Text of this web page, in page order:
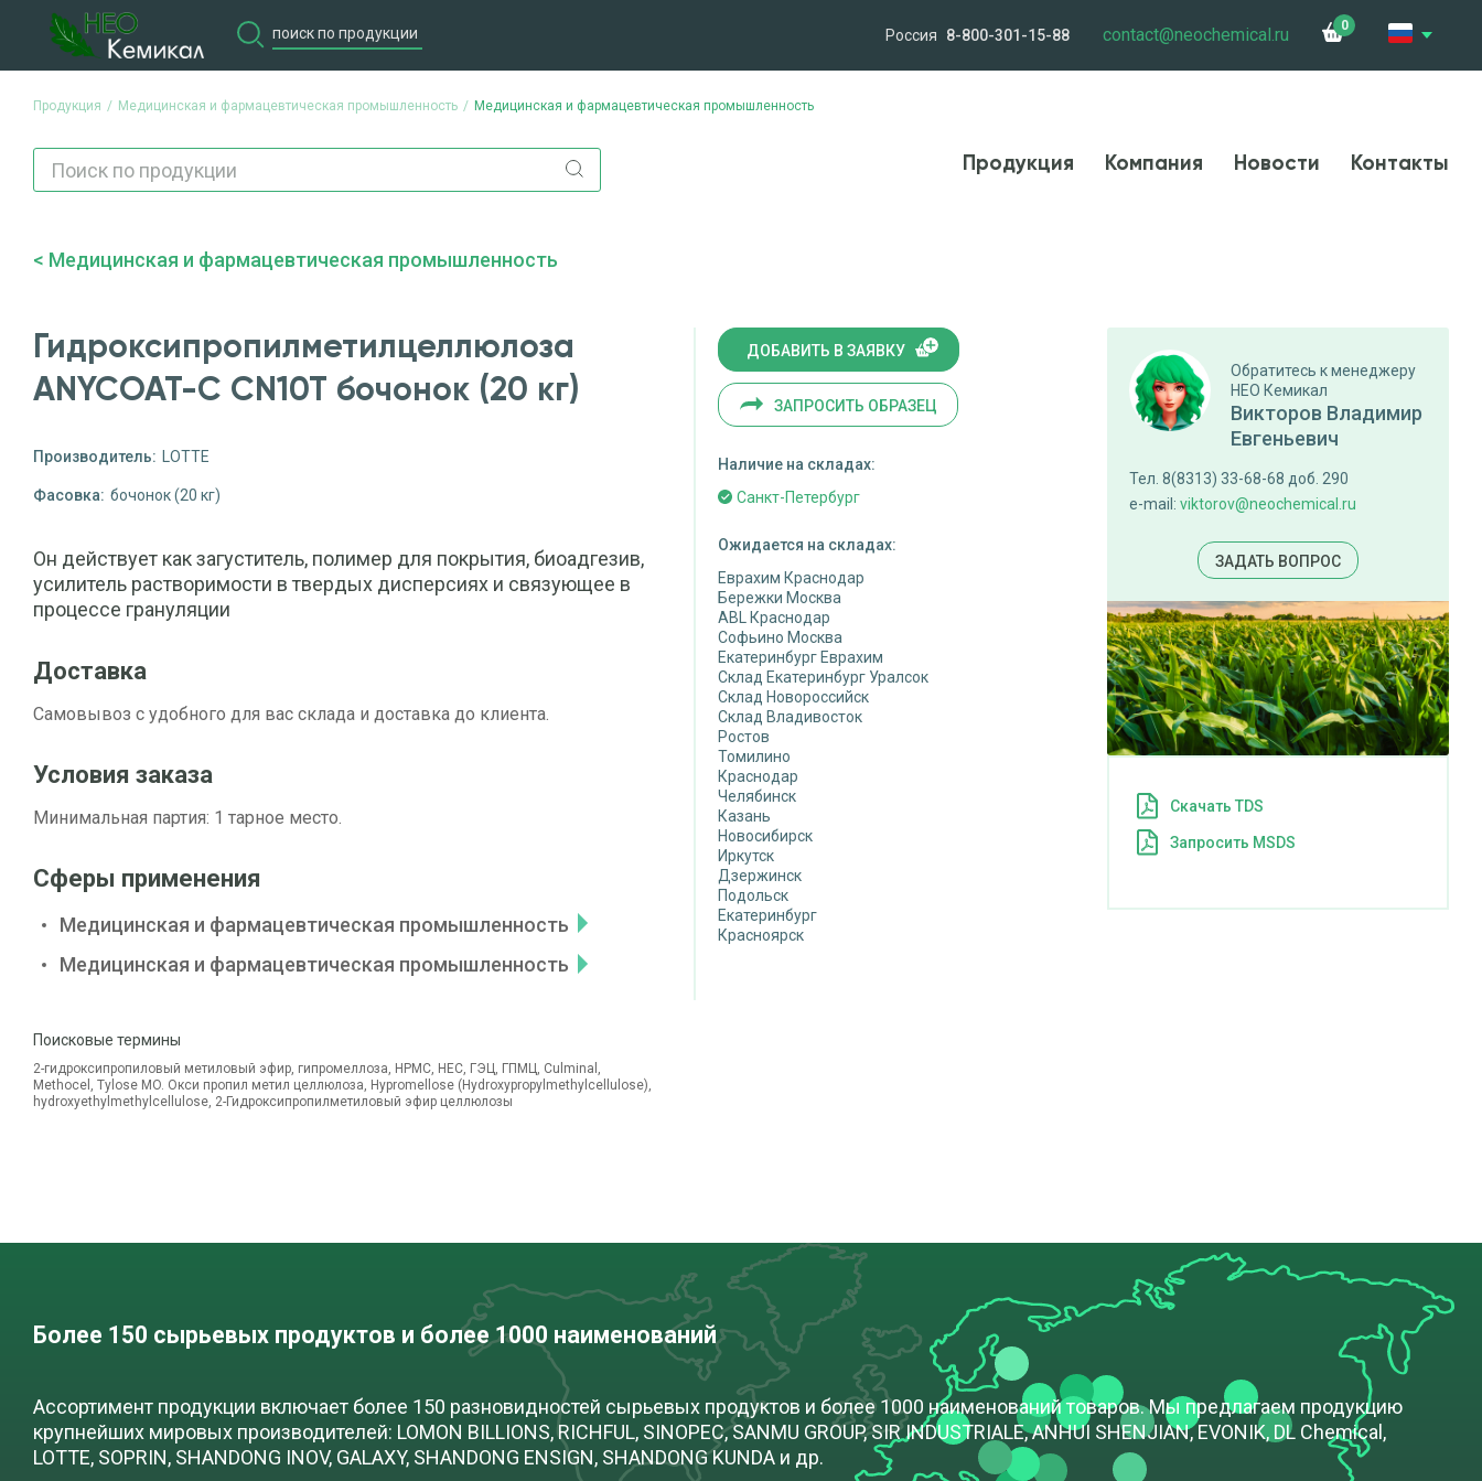
Россия 8-800-301-15-88 contact@neochemical.ru 0
Продукция Медицинская и фармацевтическая промышленность Медицинская и фармацевтическая промышленность
Продукция Компания Новости Контакты
Медицинская и фармацевтическая промышленность
Гидроксипропилметилцеллюлоза
ANYCOAT-C CN10T бочонок (20 кг)
Производитель: LOTTE
Фасовка: бочонок (20 кг)
Он действует как загуститель, полимер для покрытия, биоадгезив,
усилитель растворимости в твердых дисперсиях и связующее в
процессе грануляции
Доставка
Самовывоз с удобного для вас склада и доставка до клиента.
Условия заказа
Минимальная партия: 1 тарное место.
Сферы применения
Медицинская и фармацевтическая промышленность
Медицинская и фармацевтическая промышленность
Поисковые термины
2-гидроксипропиловый метиловый эфир, гипромеллоза, HPMC, HEC, ГЭЦ, ГПМЦ, Culminal,
Methocel, Tylose MO. Окси пропил метил целлюлоза, Hypromellose (Hydroxypropylmethylcellulose),
hydroxyethylmethylcellulose, 2-Гидроксипропилметиловый эфир целлюлозы
ДОБАВИТЬ В ЗАЯВКУ
ЗАПРОСИТЬ ОБРАЗЕЦ
Наличие на складах:
Санкт-Петербург
Ожидается на складах:
Еврахим Краснодар
Бережки Москва
ABL Краснодар
Софьино Москва
Екатеринбург Еврахим
Склад Екатеринбург Уралсок
Склад Новороссийск
Склад Владивосток
Ростов
Томилино
Краснодар
Челябинск
Казань
Новосибирск
Иркутск
Дзержинск
Подольск
Екатеринбург
Красноярск
Обратитесь к менеджеру
НЕО Кемикал
Викторов Владимир
Евгеньевич
Тел. 8(8313) 33-68-68 доб. 290
e-mail: viktorov@neochemical.ru
ЗАДАТЬ ВОПРОС
Cкачать TDS
Запросить MSDS
Более 150 сырьевых продуктов и более 1000 наименований
Ассортимент продукции включает более 150 разновидностей сырьевых продуктов и более 1000 наименований товаров. Мы предлагаем продукцию
крупнейших мировых производителей: LOMON BILLIONS, RICHFUL, SINOPEC, SANMU GROUP, SIR INDUSTRIALE, ANHUI SHENJIAN, EVONIK, DL Chemical,
LOTTE, SOPRIN, SHANDONG INOV, GALAXY, SHANDONG ENSIGN, SHANDONG KUNDA и др.